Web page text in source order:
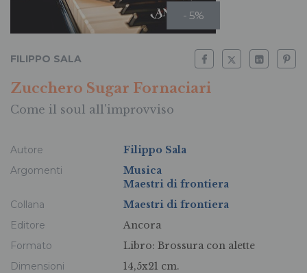
- 5%
FILIPPO SALA
Zucchero Sugar Fornaciari
Come il soul all'improvviso
Autore
Filippo Sala
Argomenti
Musica
Maestri di frontiera
Collana
Maestri di frontiera
Editore
Ancora
Formato
Libro: Brossura con alette
Dimensioni
14,5x21 cm.